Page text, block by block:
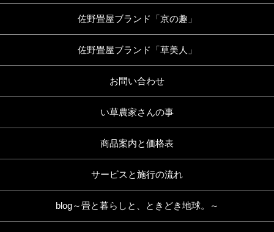
佐野畳屋ブランド「京の趣」
佐野畳屋ブランド「草美人」
お問い合わせ
い草農家さんの事
商品案内と価格表
サービスと施行の流れ
blog～畳と暮らしと、ときどき地球。～